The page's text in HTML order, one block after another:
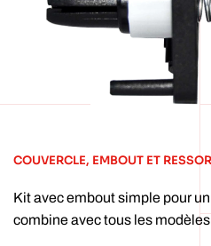
COUVERCLE, EMBOUT ET
Kit avec embout simple pour
combine avec tous les modèles